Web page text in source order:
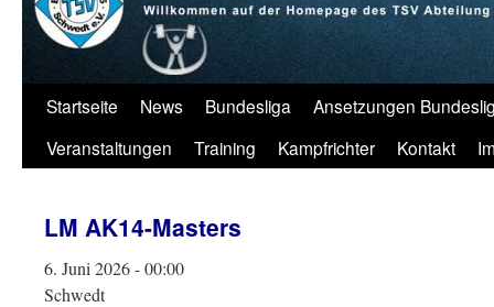
Startseite News Bundesliga
Ansetzungen
Veranstaltungen
Training Kampfrichter Kontakt
LM AK14-Masters
6. Juni 2026 - 00:00
Schwedt